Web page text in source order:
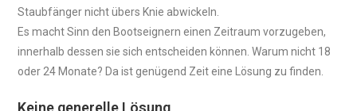
Staubfänger nicht übers Knie abwickeln.
Es macht Sinn den Bootseignern einen Zeitraum vorzugeben,
innerhalb dessen sie sich entscheiden können. Warum nicht 18
oder 24 Monate? Da ist genügend Zeit eine Lösung zu finden.
Keine generelle Lösung